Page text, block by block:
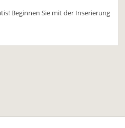
Beginnen Sie mit der Inserierung